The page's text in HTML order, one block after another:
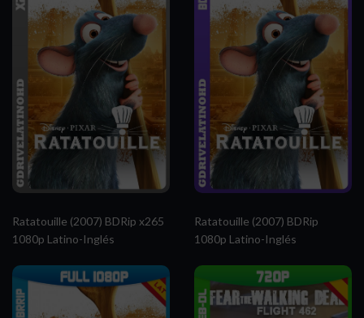
Ratatouille (2007) BDRip x265
1080p Latino-Inglés
Ratatouille (2007) BDRip
1080p Latino-Inglés